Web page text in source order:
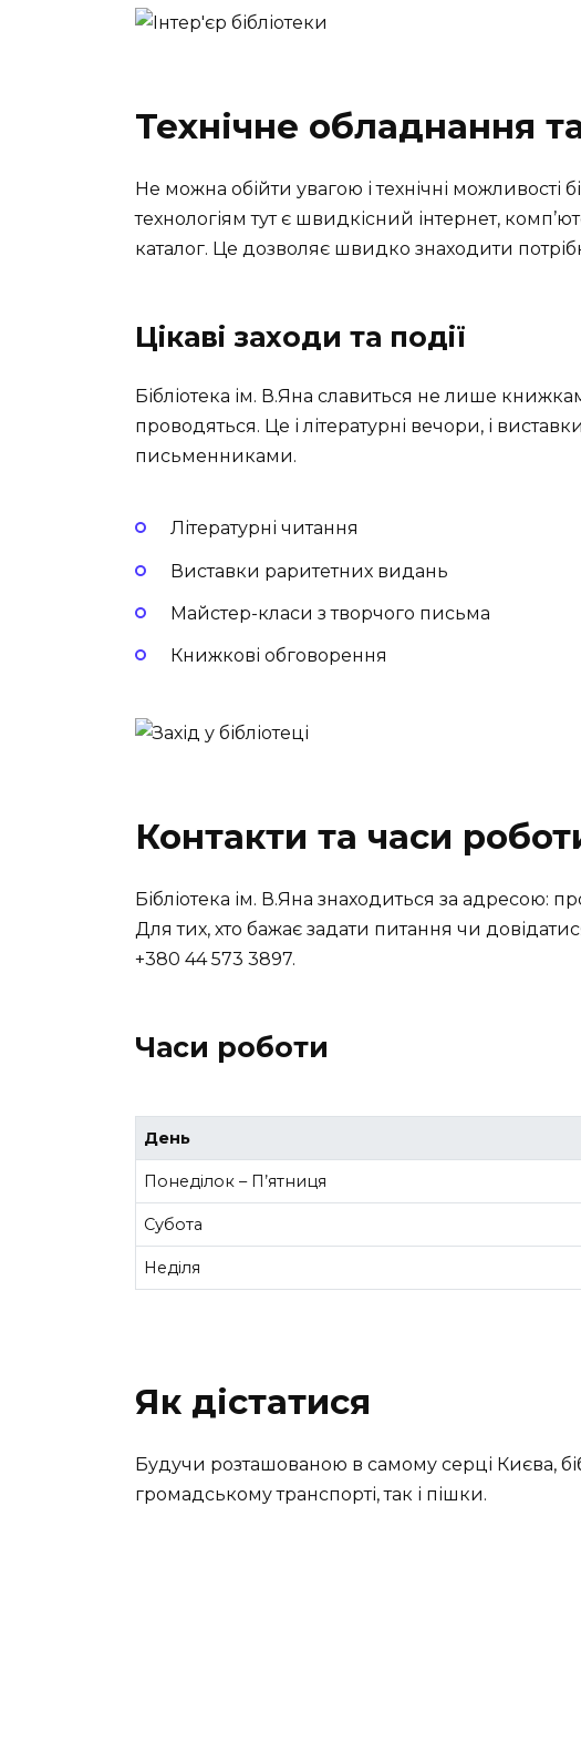
Технічне обладнання
Не можна обійти увагою і технічні можливості
технологіям тут є швидкісний інтернет,
каталог. Це дозволяє швидко знаходити
Цікаві заходи та події
Бібліотека ім. В.Яна славиться не лише
проводяться. Це і літературні вечори, і
письменниками.
Літературні читання
Виставки раритетних видань
Майстер-класи з творчого письма
Книжкові обговорення
Контакти та часи
Бібліотека ім. В.Яна знаходиться за адресою:
Для тих, хто бажає задати питання чи
+380 44 573 3897.
Часи роботи
День
Понеділок – П’ятниця
Субота
Неділя
Як дістатися
Будучи розташованою в самому серці Києва,
громадському транспорті, так і пішки.